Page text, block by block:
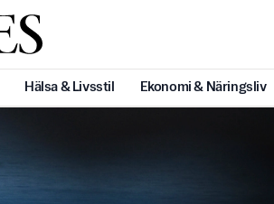
Hälsa & Livsstil Ekonomi & Näringsliv